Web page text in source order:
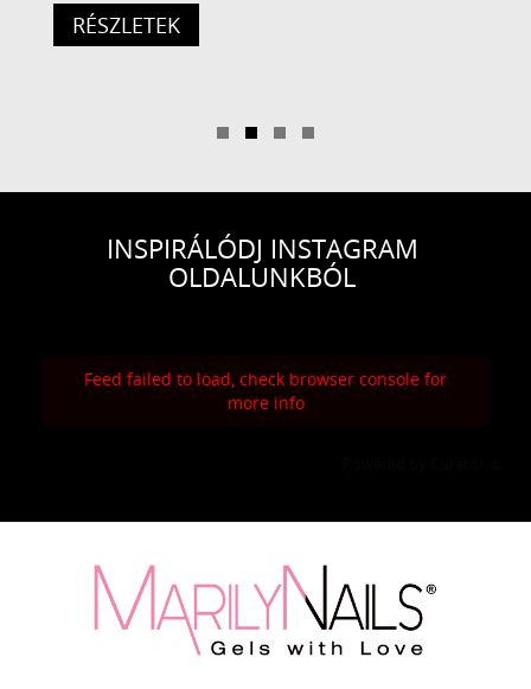
RÉSZLETEK
INSPIRÁLÓDJ INSTAGRAM
OLDALUNKBÓL
Feed failed to load, check browser console for
more info